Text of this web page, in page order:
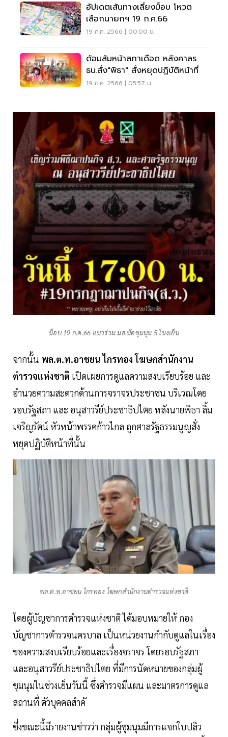
อัปเดตเส้นทางเลี่ยงม็อบ โหวต
เลือกนายกฯ 19 ก.ค.66
19 ก.ค. 2566 | 00:00 น.
ด้อมส้มหน้าสภาเดือด หลังศาลร
ธน.สั่ง"พิธา" สั่งหยุดปฏิบัติหน้าที่
19 ก.ค. 2566 | 05:57 น.
ม็อบ 19 ก.ค.66 แนวร่วม มธ.นัดชุมนุม 5 โมงเย็น
จากนั้น พล.ต.ท.อาชยน ไกรทอง โฆษกสำนักงาน
ตำรวจแห่งชาติ เปิดเผยการดูแลความสงบเรียบร้อย และ
อำนวยความสะดวกด้านการจราจรประชาชน บริเวณโดย
รอบรัฐสภา และ อนุสาวรีย์ประชาธิปไตย หลังนายพิธา ลิ้ม
เจริญรัตน์ หัวหน้าพรรคก้าวไกล ถูกศาลรัฐธรรมนูญสั่ง
หยุดปฏิบัติหน้าที่นั้น
พล.ต.ท.อาชยน ไกรทอง โฆษกสำนักงานตำรวจแห่งชาติ
โดยผู้บัญชาการตำรวจแห่งชาติ ได้มอบหมายให้ กอง
บัญชาการตำรวจนครบาล เป็นหน่วยงานกำกับดูแลในเรื่อง
ของความสงบเรียบร้อยและเรื่องจราจร โดยรอบรัฐสภา
และอนุสาวรีย์ประชาธิปไตย ที่มีการนัดหมายของกลุ่มผู้
ชุมนุมในช่วงเย็นวันนี้ ซึ่งตำรวจมีแผน และมาตรการดูแล
สถานที่ ตัวบุคคลสำคั
ซึ่งขณะนี้มีรายงานข่าวว่า กลุ่มผู้ชุมนุมมีการแจกใบปลิว